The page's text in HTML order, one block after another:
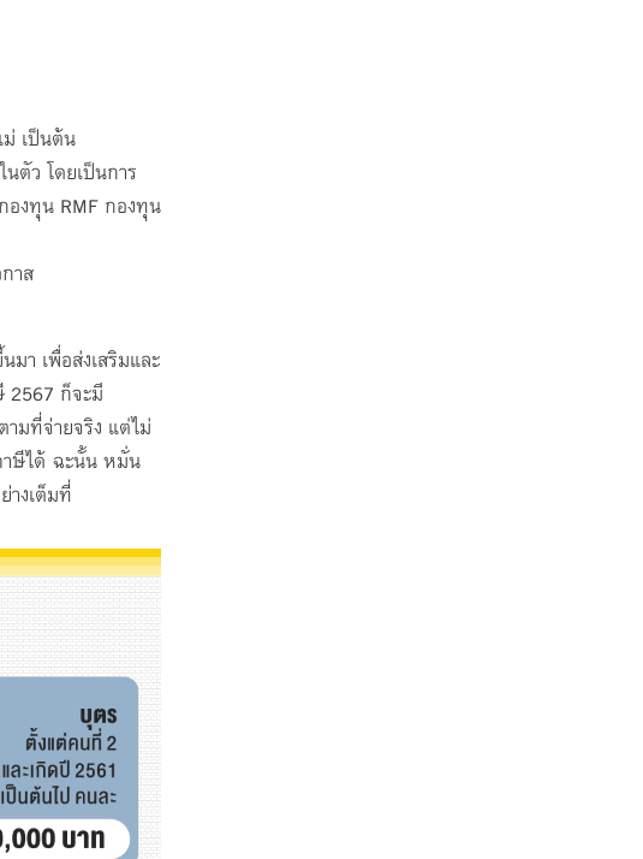
ม่ เป็นต้น
ตัว โดยเป็นการ
องทุน RMF กองทุน
าส
า เพื่อส่งเสริมและ
2567 ก็จะมี
มที่จ่ายจริง แต่ไม่
าษีได้ ฉะนั้น หมั่น
างเต็มที่